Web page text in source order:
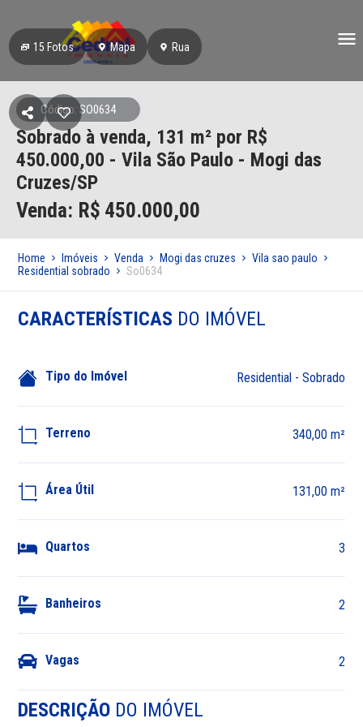
15 Fotos Mapa Rua
Código: SO0634
Sobrado à venda, 131 m² por R$
450.000,00 - Vila São Paulo - Mogi das
Cruzes/SP
Venda: R$ 450.000,00
Home Imóveis Venda Mogi das cruzes
Vila sao paulo
Residential sobrado
So0634
CARACTERÍSTICAS DO IMÓVEL
Tipo do Imóvel Residential - Sobrado
Terreno 340,00 m²
Área Útil 131,00 m²
Quartos 3
Banheiros 2
Vagas 2
DESCRIÇÃO DO IMÓVEL